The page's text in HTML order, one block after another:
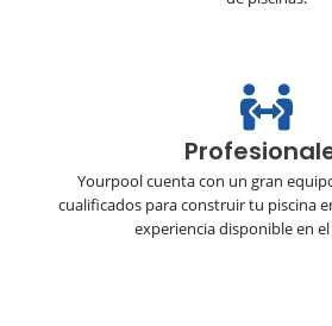
Yourpool cuenta con un gran
cualificados para construir tu piscina
experiencia disponible en